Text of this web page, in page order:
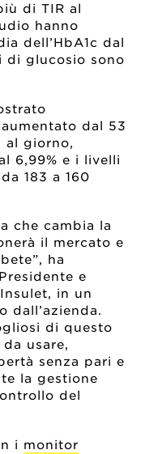
di TIR al
hanno
dell’HbA1c dal
di glucosio sono
dal 53
al giorno,
6,99% e i livelli
183 a 160
che cambia la
il mercato e
ha
e
in un
dall’azienda.
di questo
usare,
senza pari e
la gestione
del
i monitor